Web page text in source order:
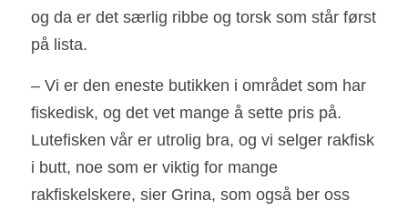
og da er det særlig ribbe og torsk som står først
på lista.
– Vi er den eneste butikken i området som har
fiskedisk, og det vet mange å sette pris på.
Lutefisken vår er utrolig bra, og vi selger rakfisk
i butt, noe som er viktig for mange
rakfiskelskere, sier Grina, som også ber oss